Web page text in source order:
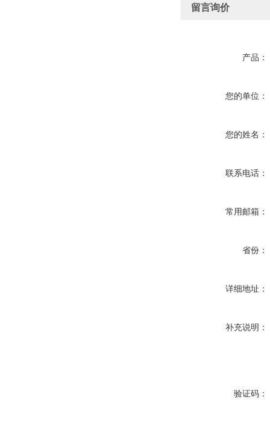
留言询价
产品：
您的单位：
您的姓名：
联系电话：
常用邮箱：
省份：
详细地址：
补充说明：
验证码：